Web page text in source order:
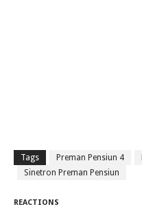
Tags Preman Pensiun 4
Sinetron Preman Pensiun
REACTIONS